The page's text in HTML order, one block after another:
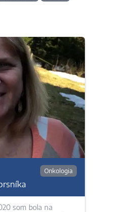
Onkologia
som bola na